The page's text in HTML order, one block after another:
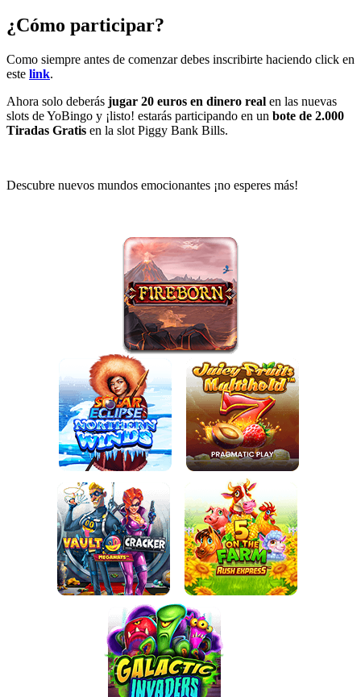
¿Cómo participar?
Como siempre antes de comenzar debes inscribirte haciendo click en
este link.
Ahora solo deberás jugar 20 euros en dinero real en las nuevas
slots de YoBingo y ¡listo! estarás participando en un bote de 2.000
Tiradas Gratis en la slot Piggy Bank Bills.
Descubre nuevos mundos emocionantes ¡no esperes más!